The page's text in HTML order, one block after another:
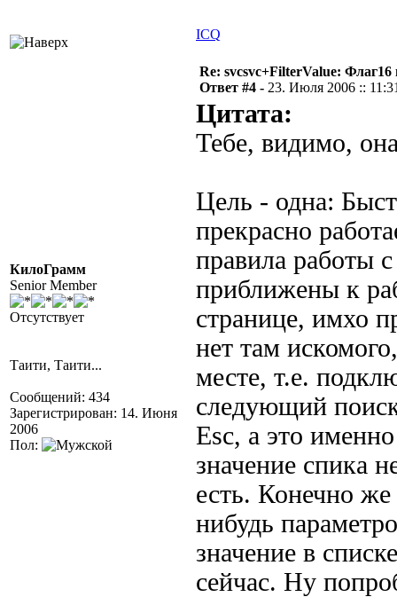
ICQ
КилоГрамм
Senior Member
Отсутствует
Таити, Таити...
Сообщений: 434
Зарегистрирован: 14. Июня
2006
Пол:
Re: svcsvc+FilterValue: Флаг16
Ответ #4 - 23. Июля 2006 ::
Цитата:
Тебе, видимо,
Цель - одна:
прекрасно
правила работы
приближены к
странице, имхо
нет там
месте, т.е.
следующий
Esc, а это
значение спика
есть. Конечно
нибудь
значение в
сейчас. Ну